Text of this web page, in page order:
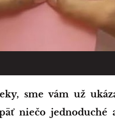
niečo jednoduché